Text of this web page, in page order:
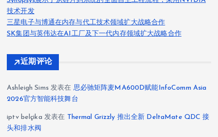
技术开发
三星电子与博通在内存与代工技术领域扩大战略合作
SK集团与英伟达在AI工厂及下一代内存领域扩大战略合作
近期评论
Ashleigh Sims发表在 思必驰矩阵麦MA600D赋能InfoComm Asia
2026官方智能科技舞台
iptv belçika 发表在 Thermal Grizzly 推出全新 DeltaMate QDC 接
头和排水阀